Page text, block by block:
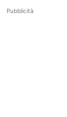
Pubblicità